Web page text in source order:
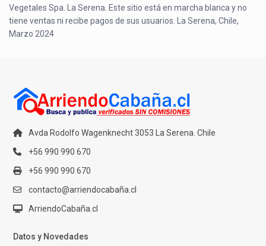
Vegetales Spa. La Serena. Este sitio está en marcha blanca y no
tiene ventas ni recibe pagos de sus usuarios. La Serena, Chile,
Marzo 2024
Avda Rodolfo Wagenknecht 3053 La Serena. Chile
+56 990 990 670
+56 990 990 670
contacto@arriendocabaña.cl
ArriendoCabaña.cl
Datos y Novedades